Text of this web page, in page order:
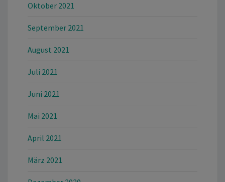
Oktober 2021
September 2021
August 2021
Juli 2021
Juni 2021
Mai 2021
April 2021
März 2021